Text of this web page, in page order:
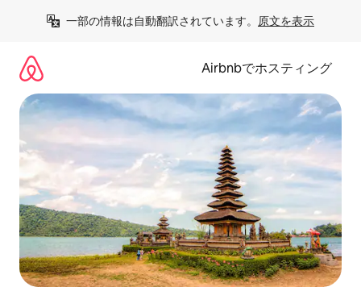
一部の情報は自動翻訳されています。 原文を表示
Airbnbでホスティング